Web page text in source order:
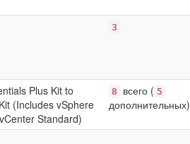
3
Plus Kit to
(Includes vSphere
vCenter Standard)
8 всего ( 5
дополнительных)